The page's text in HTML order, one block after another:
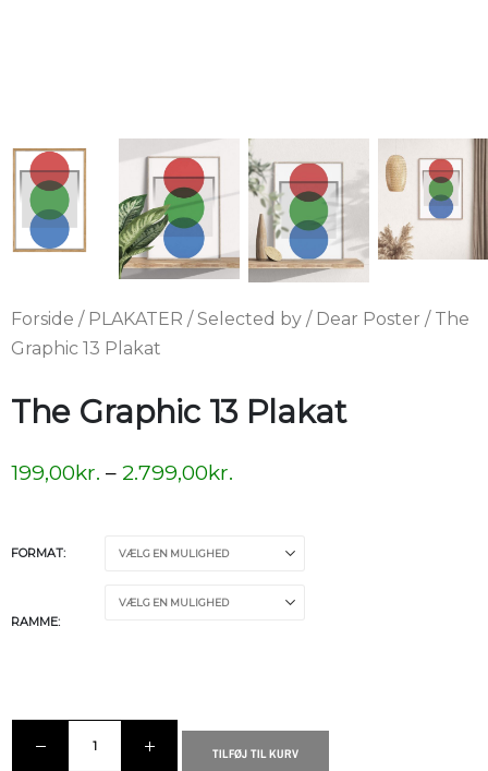
Forside / PLAKATER /Selected by / Dear Poster / The
Graphic 13 Plakat
The Graphic 13 Plakat
199,00kr. – 2.799,00kr.
FORMAT
RAMME
TILFØJ TIL KURV